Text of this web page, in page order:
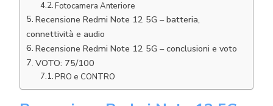
Fotocamera Anteriore
Recensione Redmi Note 12 5G – batteria,
connettività e audio
Recensione Redmi Note 12 5G – conclusioni e voto
VOTO: 75/100
PRO e CONTRO